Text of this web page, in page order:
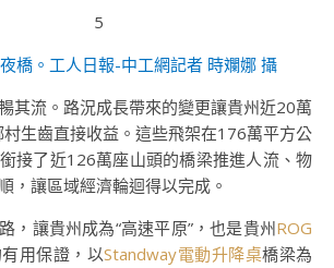
橋。工人日報-中工網記者 時斕娜 攝
其流。路況成長帶來的變更讓貴州近20萬
生齒直接收益。這些飛架在176萬平方公
接了近126萬座山頭的橋梁推進人流、物
，讓區域經濟輪迴得以完成。
，讓貴州成為“高速平原”，也是貴州ROG
用保證，以Standway電動升降桌橋梁為